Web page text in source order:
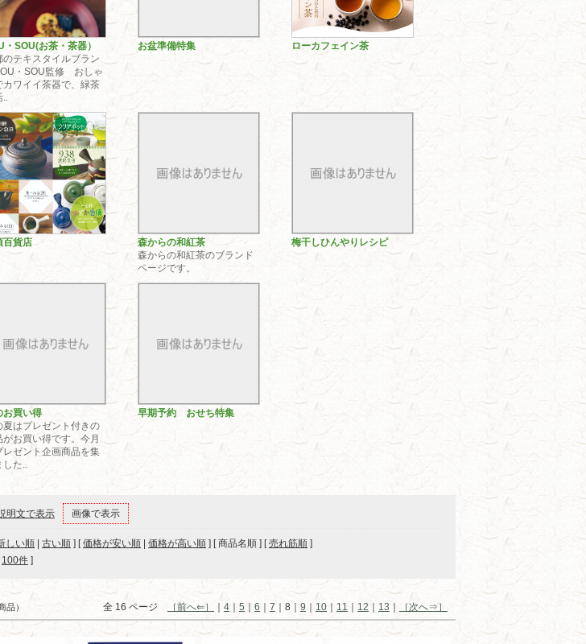
・SOU(お茶・茶器）
のテキスタイルブラン
・SOU監修 おしゃ
カワイイ茶器で、緑茶
..
お盆準備特集 ローカフェイン茶
百貨店
森からの和紅茶
森からの和紅茶のブランド
ページです。
梅干しひんやりレシピ
お買い得
夏はプレゼント付きの
がお買い得です。今月
レゼント企画商品を集
した..
早期予約 おせち特集
明文で表示 画像で表示
しい順 古い順 ] [価格が安い順 価格が高い順 ] [ 商品名順 ] [売れ筋順 ]
100件 ]
全 16 ページ ［前へ⇐］ 4 5 6 7 ｜8｜ 9 10 11 12 13 ［次へ⇒］
品）